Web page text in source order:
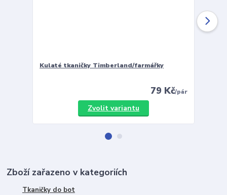
Kulaté tkaničky Timberland/farmářky
79 Kč/pár
Zvolit variantu
Zboží zařazeno v kategoriích
Tkaničky do bot